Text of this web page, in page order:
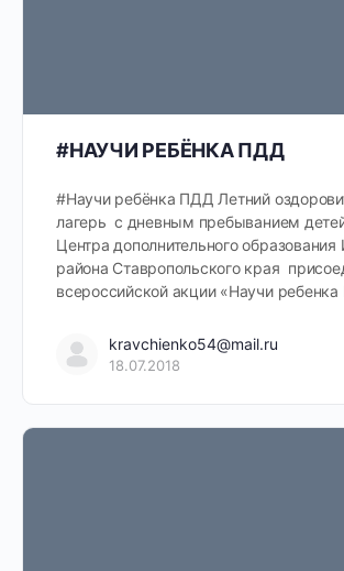
#НАУЧИ РЕБЁНКА ПДД
#Научи ребёнка ПДД Летний
лагерь с дневным пребыванием
Центра дополнительного образования
района Ставропольского края
всероссийской акции «Научи
kravchienko54@mail.ru
18.07.2018